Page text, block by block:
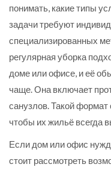
понимать, какие типы
задачи требуют
специализированных
регулярная уборка
доме или офисе, и её
чаще. Она включает
санузлов. Такой формат
чтобы их жильё всегда
Если дом или офис
стоит рассмотреть